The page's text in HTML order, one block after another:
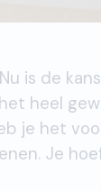
is de
heel
je het
Je